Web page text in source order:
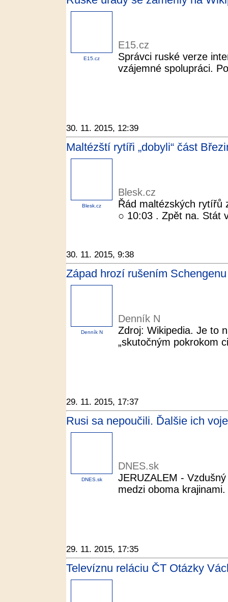
E15.cz
E15.cz
Správci ruské verze
vzájemné spolupráci.
30. 11. 2015, 12:39
Maltézští rytíři „dobyli“ část
Blesk.cz
Blesk.cz
Řád maltézských rytířů
○ 10:03 . Zpět na. Stát
30. 11. 2015, 9:38
Západ hrozí rušením
Denník N
Denník N
Zdroj: Wikipedia. Je to
„skutočným pokrokom
29. 11. 2015, 17:37
Rusi sa nepoučili. Ďalšie ich
DNES.sk
DNES.sk
JERUZALEM -
medzi oboma
29. 11. 2015, 17:35
Televíznu reláciu ČT Otázky